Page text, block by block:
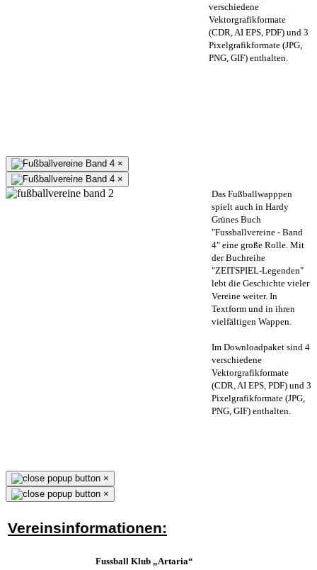
verschiedene
Vektorgrafikformate
(CDR, AI EPS, PDF) und 3
Pixelgrafikformate (JPG,
PNG, GIF) enthalten.
×
×
Das Fußballwapppen
spielt auch in Hardy
Grünes Buch
"Fussballvereine - Band
4" eine große Rolle. Mit
der Buchreihe
"ZEITSPIEL-Legenden"
lebt die Geschichte vieler
Vereine weiter. In
Textform und in ihren
vielfältigen Wappen.
Im Downloadpaket sind 4
verschiedene
Vektorgrafikformate
(CDR, AI EPS, PDF) und 3
Pixelgrafikformate (JPG,
PNG, GIF) enthalten.
×
×
Vereinsinformationen:
Fussball Klub „Artaria“